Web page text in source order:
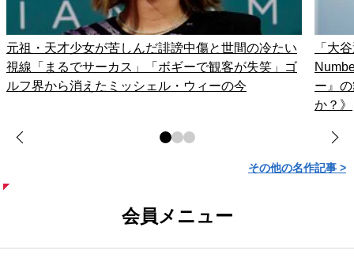
元祖・天才少女が苦しんだ誹謗中傷と世間の冷たい
視線「まるでサーカス」「ボギーで観客が失笑」ゴ
ルフ界から消えたミッシェル・ウィーの今
「大
ー』
か？》
その他の名作記事 >
会員メニュー